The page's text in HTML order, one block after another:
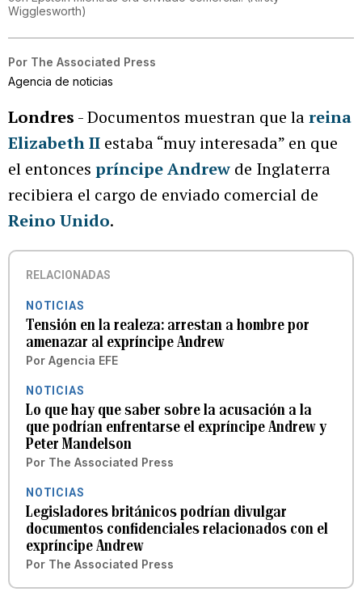
Wigglesworth)
Por The Associated Press
Agencia de noticias
Londres - Documentos muestran que lareina
Elizabeth II estaba “muy interesada” en que
el entonces príncipe Andrew de Inglaterra
recibiera el cargo de enviado comercial de
Reino Unido.
RELACIONADAS
NOTICIAS
Tensión en la realeza: arrestan a hombre por
amenazar al expríncipe Andrew
Por Agencia EFE
NOTICIAS
Lo que hay que saber sobre la acusación a la
que podrían enfrentarse el expríncipe Andrew y
Peter Mandelson
Por The Associated Press
NOTICIAS
Legisladores británicos podrían divulgar
documentos confidenciales relacionados con el
expríncipe Andrew
Por The Associated Press